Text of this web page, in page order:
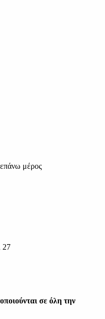
μέρος
27
σε όλη την